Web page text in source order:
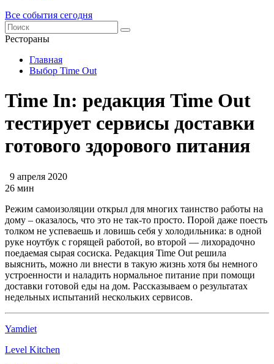
Все события сегодня
Рестораны
Главная
Выбор Time Out
Time In: редакция Time Out
тестирует сервисы доставки
готового здорового питания
9 апреля 2020
26 мин
Режим самоизоляции открыл для многих таинство работы на
дому – оказалось, что это не так-то просто. Порой даже поесть
толком не успеваешь и ловишь себя у холодильника: в одной
руке ноутбук с горящей работой, во второй — лихорадочно
поедаемая сырая сосиска. Редакция Time Out решила
выяснить, можно ли внести в такую жизнь хотя бы немного
устроенности и наладить нормальное питание при помощи
доставки готовой еды на дом. Рассказываем о результатах
недельных испытаний нескольких сервисов.
Yamdiet
Level Kitchen